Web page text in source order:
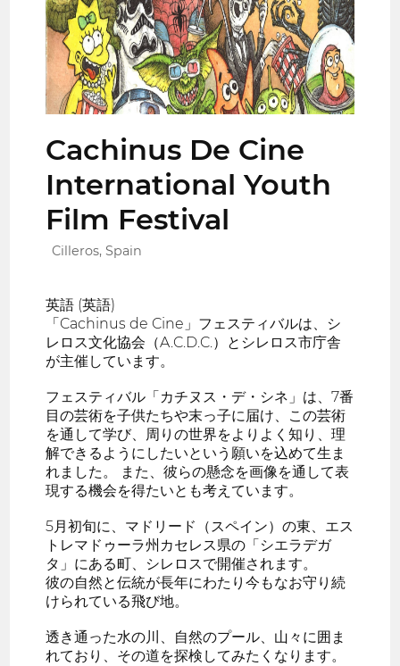
Cachinus De Cine
International Youth
Film Festival
Cilleros, Spain
英語 (英語)
「Cachinus de Cine」フェスティバルは、シ
レロス文化協会（A.C.D.C.）とシレロス市庁舎
が主催しています。
フェスティバル「カチヌス・デ・シネ」は、7番
目の芸術を子供たちや末っ子に届け、この芸術
を通して学び、周りの世界をよりよく知り、理
解できるようにしたいという願いを込めて生ま
れました。 また、彼らの懸念を画像を通して表
現する機会を得たいとも考えています。
5月初旬に、マドリード（スペイン）の東、エス
トレマドゥーラ州カセレス県の「シエラデガ
タ」にある町、シレロスで開催されます。
彼の自然と伝統が長年にわたり今もなお守り続
けられている飛び地。
透き通った水の川、自然のプール、山々に囲ま
れており、その道を探検してみたくなります。